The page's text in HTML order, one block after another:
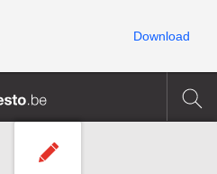
Download